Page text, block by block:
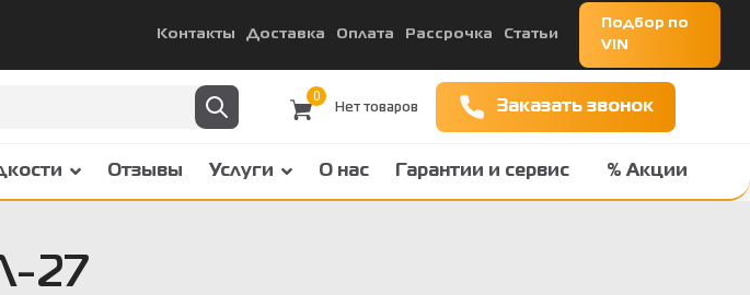
Контакты Доставка Оплата Рассрочка Статьи
Подбор по
VIN
0
Заказать звонок
Отзывы Услуги О нас Гарантии и сервис % Акции
27